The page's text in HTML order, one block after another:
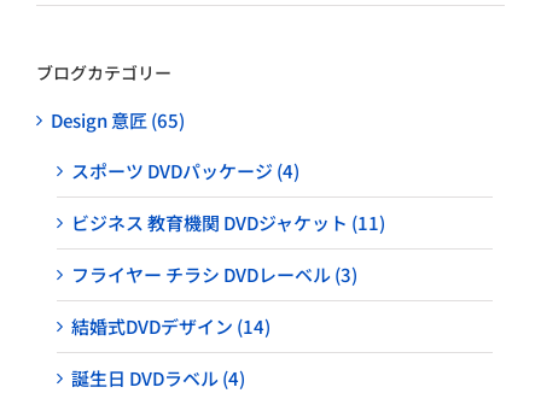
ブログカテゴリー
Design 意匠 (65)
スポーツ DVDパッケージ (4)
ビジネス 教育機関 DVDジャケット (11)
フライヤー チラシ DVDレーベル (3)
結婚式DVDデザイン (14)
誕生日 DVDラベル (4)